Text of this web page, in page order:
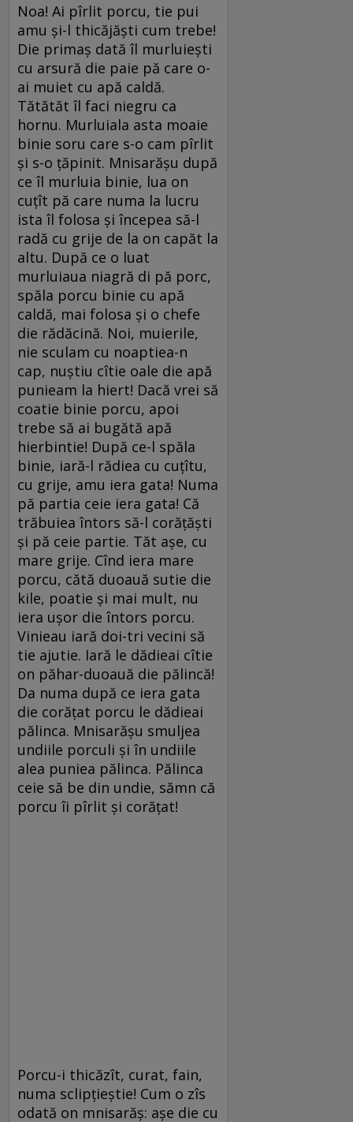
Noa! Ai pîrlit porcu, tie pui
amu și-l thicăjăști cum trebe!
Die primaș dată îl murluiești
cu arsură die paie pă care o-
ai muiet cu apă caldă.
Tătătăt îl faci niegru ca
hornu. Murluiala asta moaie
binie soru care s-o cam pîrlit
și s-o țăpinit. Mnisarășu după
ce îl murluia binie, lua on
cuțît pă care numa la lucru
ista îl folosa și începea să-l
radă cu grije de la on capăt la
altu. După ce o luat
murluiaua niagră di pă porc,
spăla porcu binie cu apă
caldă, mai folosa și o chefe
die rădăcină. Noi, muierile,
nie sculam cu noaptiea-n
cap, nuștiu cîtie oale die apă
punieam la hiert! Dacă vrei să
coatie binie porcu, apoi
trebe să ai bugătă apă
hierbintie! După ce-l spăla
binie, iară-l rădiea cu cuțîtu,
cu grije, amu iera gata! Numa
pă partia ceie iera gata! Că
trăbuiea întors să-l corățăști
și pă ceie partie. Tăt așe, cu
mare grije. Cînd iera mare
porcu, cătă duoauă sutie die
kile, poatie și mai mult, nu
iera ușor die întors porcu.
Vinieau iară doi-tri vecini să
tie ajutie. Iară le dădieai cîtie
on păhar-duoauă die pălincă!
Da numa după ce iera gata
die corățat porcu le dădieai
pălinca. Mnisarășu smuljea
undiile porculi și în undiile
alea puniea pălinca. Pălinca
ceie să be din undie, sămn că
porcu îi pîrlit și corățat!
Porcu-i thicăzît, curat, fain,
numa sclipțieștie! Cum o zîs
odată on mnisarăș: așe die cu